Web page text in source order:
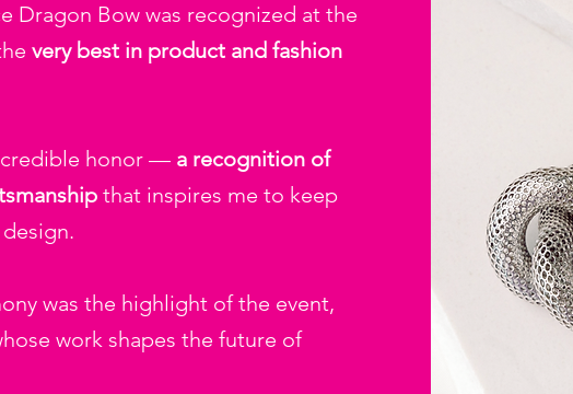
Dragon Bow was recognized at the
very best in product and fashion
honor — a recognition of
that inspires me to keep
was the highlight of the event,
work shapes the future of